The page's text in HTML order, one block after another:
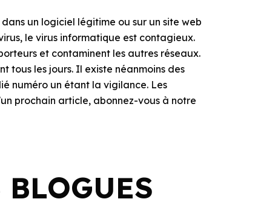
un logiciel légitime ou sur un site web
le virus informatique est contagieux.
et contaminent les autres réseaux.
tous les jours. Il existe néanmoins des
numéro un étant la vigilance. Les
prochain article, abonnez-vous à notre